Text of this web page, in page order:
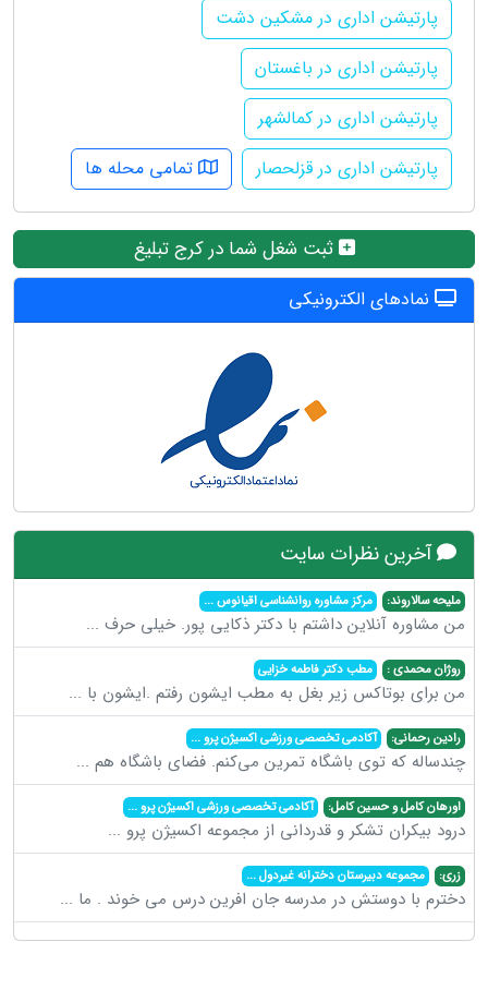
پارتیشن اداری در مشکین دشت
پارتیشن اداری در باغستان
پارتیشن اداری در کمالشهر
پارتیشن اداری در قزلحصار
تمامی محله ها
ثبت شغل شما در کرج تبلیغ
نمادهای الکترونیکی
آخرین نظرات سایت
ملیحه سالاروند: مرکز مشاوره روانشناسی اقیانوس...
من مشاوره آنلاین داشتم با دکتر ذکایی پور. خیلی حرف ...
روژان محمدی : مطب دکتر فاطمه خزایی
من برای بوتاکس زیر بغل به مطب ایشون رفتم .ایشون با ...
رادین رحمانی: آکادمی تخصصی ورزشی اکسیژن پرو...
چندساله که توی باشگاه تمرین می‌کنم. فضای باشگاه هم ...
اورهان کامل و حسین کامل: آکادمی تخصصی ورزشی اکسیژن پرو...
درود بیکران تشکر و قدردانی از مجموعه اکسیژن پرو ...
زری: مجموعه دبیرستان دخترانه غیردول...
دخترم با دوستش در مدرسه جان افرین درس می خوند . ما ...